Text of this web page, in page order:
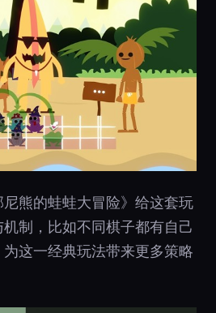
熊的蛙蛙大冒险》给这套玩
制，比如不同棋子都有自己
这一经典玩法带来更多策略